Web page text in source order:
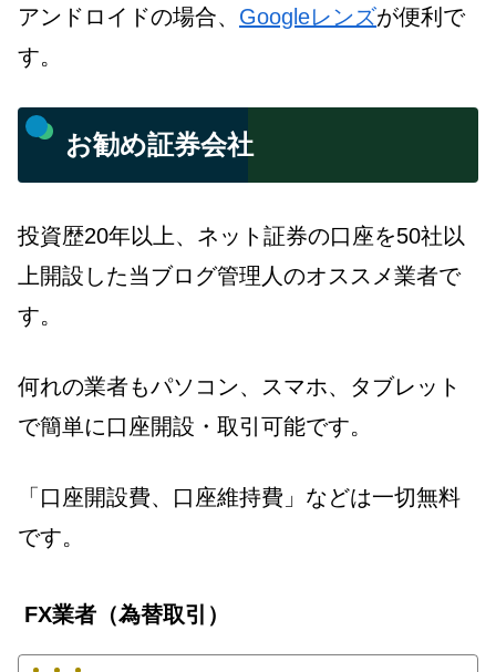
アンドロイドの場合、 Googleレンズが便利で
す。
お勧め証券会社
投資歴20年以上、ネット証券の口座を50社以
上開設した当ブログ管理人のオススメ業者で
す。
何れの業者もパソコン、スマホ、タブレット
で簡単に口座開設・取引可能です。
「口座開設費、口座維持費」などは一切無料
です。
FX業者（為替取引）